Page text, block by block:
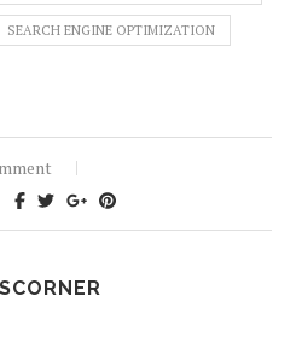
SEARCH ENGINE OPTIMIZATION